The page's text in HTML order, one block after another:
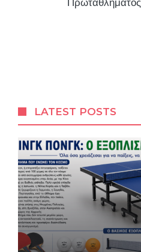
Πρωταθλήματος
LATEST POSTS